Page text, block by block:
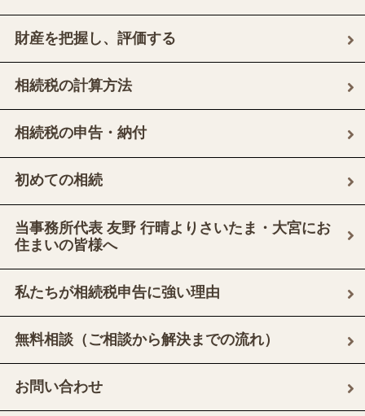
財産を把握し、評価する
相続税の計算方法
相続税の申告・納付
初めての相続
当事務所代表 友野 行晴よりさいたま・大宮にお
住まいの皆様へ
私たちが相続税申告に強い理由
無料相談（ご相談から解決までの流れ）
お問い合わせ